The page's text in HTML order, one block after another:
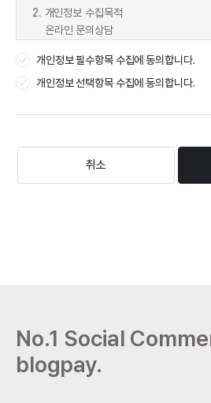
2. 개인정보 수집목적
온라인 문의상담
3. 개인정보 보유 및 이용기간
개인정보의 수집목적이 달성되면 지체없
와 같습니다.
록 : 3년)에 따라
개인정보를 보관하며, 본 정보를 다른
니다.
개인정보 필수항목 수집에 동의합니다.
개인정보 선택항목 수집에 동의합니다.
취소
No.1 Social
blogpay.